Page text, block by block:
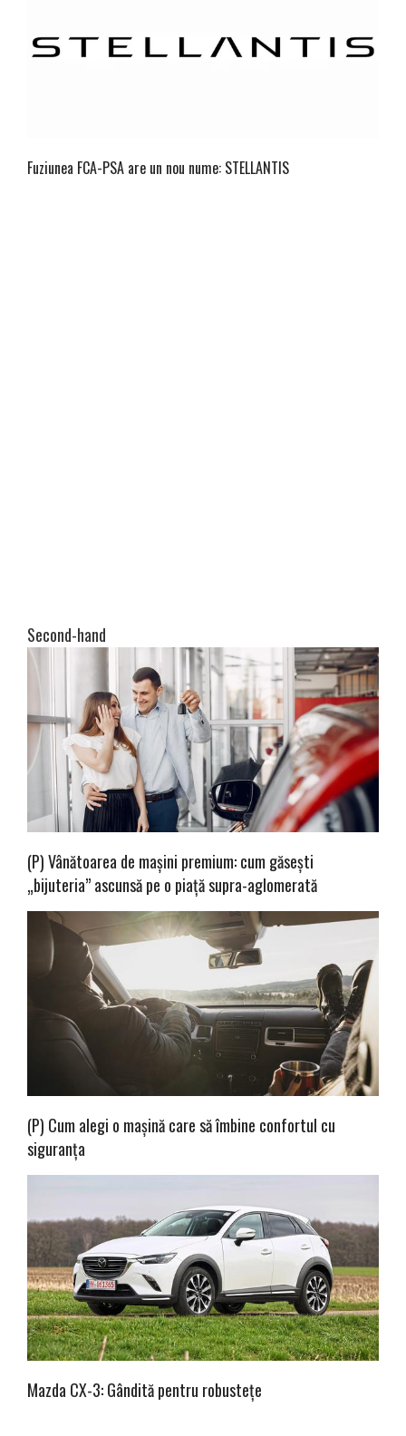
Fuziunea FCA-PSA are un nou nume: STELLANTIS
Second-hand
(P) Vânătoarea de mașini premium: cum găsești
„bijuteria” ascunsă pe o piață supra-aglomerată
(P) Cum alegi o mașină care să îmbine confortul cu
siguranța
Mazda CX-3: Gândită pentru robustețe